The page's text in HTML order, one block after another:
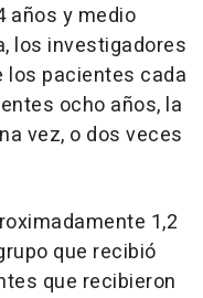
años y medio
los investigadores
los pacientes cada
ocho años, la
vez, o dos veces
1,2
que recibió
que recibieron